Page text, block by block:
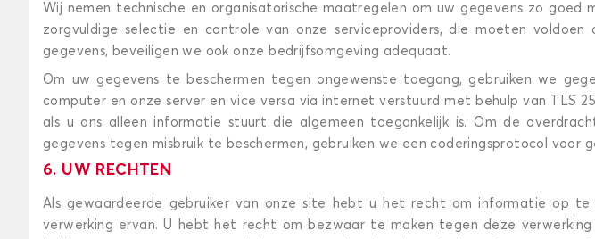
Wij nemen technische en organisatorische maatregelen om uw gegevens zo
zorgvuldige selectie en controle van onze serviceproviders, die moeten
gegevens, beveiligen we ook onze bedrijfsomgeving adequaat.
Om uw gegevens te beschermen tegen ongewenste toegang, gebruiken we
computer en onze server en vice versa via internet verstuurd met behulp van TLS
als u ons alleen informatie stuurt die algemeen toegankelijk is. Om de
gegevens tegen misbruik te beschermen, gebruiken we een coderingsprotocol voor
6. UW RECHTEN
Als gewaardeerde gebruiker van onze site hebt u het recht om informatie op
verwerking ervan. U hebt het recht om bezwaar te maken tegen deze